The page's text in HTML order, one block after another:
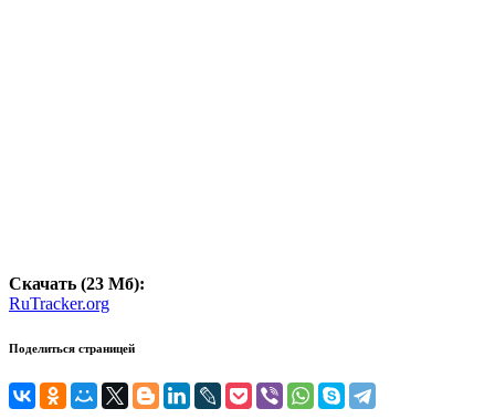
Скачать (23 Мб):
RuTracker.org
Поделиться страницей